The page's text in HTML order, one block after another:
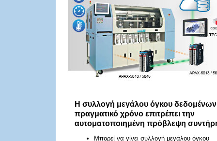
Η συλλογή μεγάλου όγκου
πραγματικό χρόνο επιτρέπει την
αυτοματοποιημένη πρόβλεψη
Μπορεί να γίνει συλλογή μεγάλου όγκου